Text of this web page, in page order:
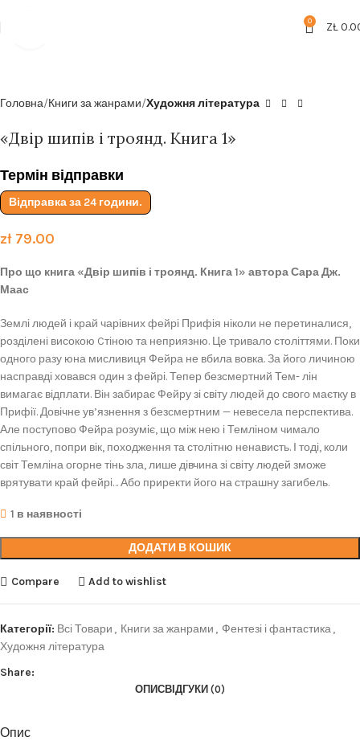
0 ZŁ
Головна Книги за жанрами Художня література
«Двір шипів і троянд. Книга 1»
Термін відправки
Відправка за 24 години.
zł79.00
Про що книга «Двір шипів і троянд. Книга 1» автора Сара Дж.
Маас
Землі людей і край чарівних фейрі Прифія ніколи не перетиналися,
розділені високою Cтіною та неприязню. Це тривало століттями. Поки
одного разу юна мисливиця Фейра не вбила вовка. За його личиною
насправді ховався один з фейрі. Тепер безсмертний Тем- лін
вимагає відплати. Він забирає Фейру зі світу людей до свого маєтку в
Прифії. Довічне ув’язнення з безсмертним — невесела перспектива.
Але поступово Фейра розуміє, що між нею і Темліном чимало
спільного, попри вік, походження та столітню ненависть. І тоді, коли
світ Темліна огорне тінь зла, лише дівчина зі світу людей зможе
врятувати край фейрі… Або приректи його на страшну загибель.
1 в наявності
ДОДАТИ В КОШИК
Compare Add to wishlist
Категорії: Всі Товари , Книги за жанрами , Фентезі і фантастика,
Художня література
Share:
ОПИСВІДГУКИ (0)
Опис